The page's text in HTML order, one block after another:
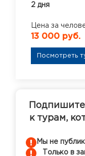
2 дня
Цена за
13 000 руб.
Посмотреть
к турам,
Мы не
Только в